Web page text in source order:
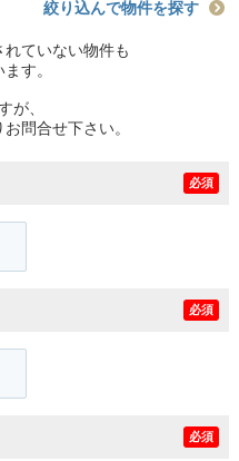
絞り込んで物件を探す
ていない物件も
す。
が、
問合せ下さい。
必須
必須
必須